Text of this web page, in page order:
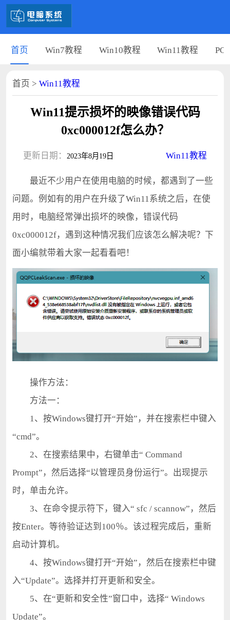
首页 Win7教程 Win10教程 Win11教程 PC
首页 > Win11教程
Win11提示损坏的映像错误代码
0xc000012f怎么办？
更新日期： 2023年8月19日 Win11教程
最近不少用户在使用电脑的时候，都遇到了一些
问题。例如有的用户在升级了Win11系统之后，在使
用时，电脑经常弹出损坏的映像，错误代码
0xc000012f，遇到这种情况我们应该怎么解决呢？下
面小编就带着大家一起看看吧！
操作方法：
方法一：
1、按Windows键打开“开始”，并在搜索栏中键入
“cmd”。
2、在搜索结果中，右键单击“ Command
Prompt”，然后选择“以管理员身份运行”。出现提示
时，单击允许。
3、在命令提示符下，键入“ sfc / scannow”，然后
按Enter。等待验证达到100％。该过程完成后，重新
启动计算机。
4、按Windows键打开“开始”，然后在搜索栏中键
入“Update”。选择并打开更新和安全。
5、在“更新和安全性”窗口中，选择“ Windows
Update”。